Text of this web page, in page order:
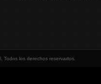
Todos los derechos reservados.